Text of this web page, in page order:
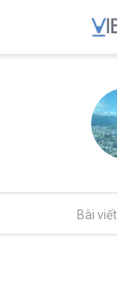
Bài viết